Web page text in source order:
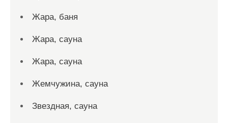
Жара, баня
Жара, сауна
Жара, сауна
Жемчужина, сауна
Звездная, сауна